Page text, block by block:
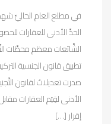
في مطلع العام الحاليِّ
الحدِّ الأدنى للعقارات
الشَّائعات معظم محطَّات
صدرت تعديلاتٌ لقانون
الأدنى لقِيَم العقارات
إقرار […]